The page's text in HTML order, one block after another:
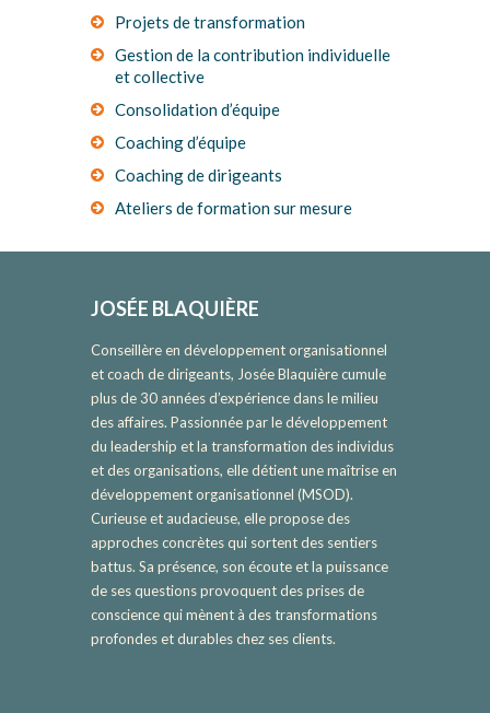
Projets de transformation
Gestion de la contribution individuelle
et collective
Consolidation d’équipe
Coaching d’équipe
Coaching de dirigeants
Ateliers de formation sur mesure
JOSÉE BLAQUIÈRE
Conseillère en développement organisationnel
et coach de dirigeants, Josée Blaquière cumule
plus de 30 années d’expérience dans le milieu
des affaires. Passionnée par le développement
du leadership et la transformation des individus
et des organisations, elle détient une maîtrise en
développement organisationnel (MSOD).
Curieuse et audacieuse, elle propose des
approches concrètes qui sortent des sentiers
battus. Sa présence, son écoute et la puissance
de ses questions provoquent des prises de
conscience qui mènent à des transformations
profondes et durables chez ses clients.